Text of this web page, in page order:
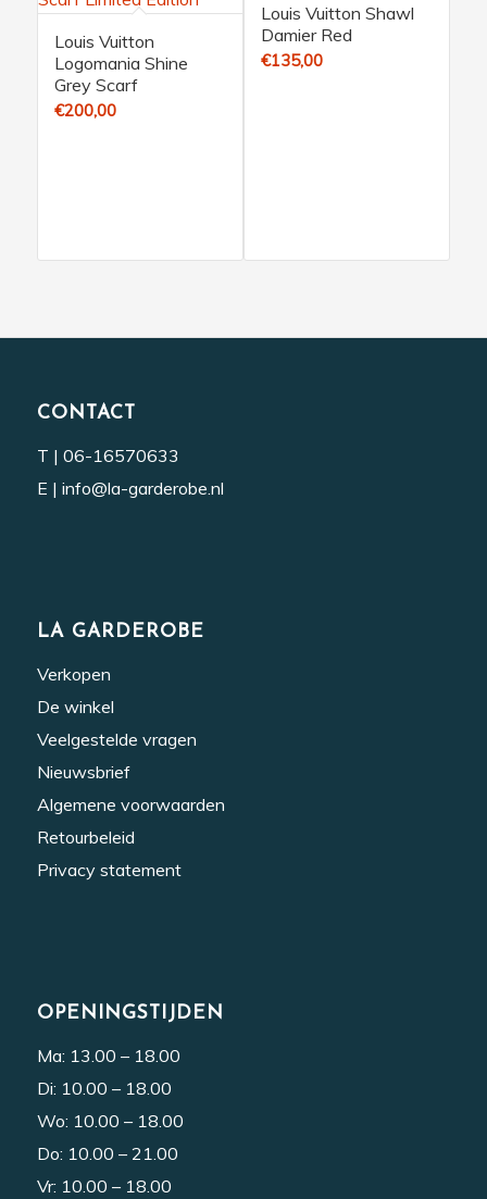
Louis Vuitton
Logomania Shine
Grey Scarf
€200,00
Louis Vuitton Shawl
Damier Red
€135,00
CONTACT
T | 06-16570633
E | info@la-garderobe.nl
LA GARDEROBE
Verkopen
De winkel
Veelgestelde vragen
Nieuwsbrief
Algemene voorwaarden
Retourbeleid
Privacy statement
OPENINGSTIJDEN
Ma: 13.00 – 18.00
Di: 10.00 – 18.00
Wo: 10.00 – 18.00
Do: 10.00 – 21.00
Vr: 10.00 – 18.00